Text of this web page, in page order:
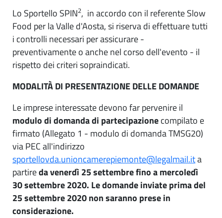
Lo Sportello SPIN2, in accordo con il referente Slow
Food per la Valle d'Aosta, si riserva di effettuare tutti
i controlli necessari per assicurare -
preventivamente o anche nel corso dell'evento - il
rispetto dei criteri sopraindicati.
MODALITÀ DI PRESENTAZIONE DELLE DOMANDE
Le imprese interessate devono far pervenire il
modulo di domanda di partecipazionecompilato e
firmato (Allegato 1 - modulo di domanda TMSG20)
via PEC all'indirizzo
sportellovda.unioncamerepiemonte@legalmail.ita
partireda venerdì 25 settembre fino a mercoledì
30 settembre 2020. Le domande inviate prima del
25 settembre 2020 non saranno prese in
considerazione.